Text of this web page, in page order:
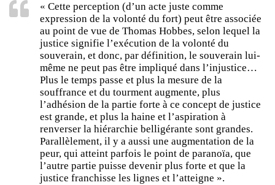
« Cette perception (d’un acte juste comme
expression de la volonté du fort) peut être associée
au point de vue de Thomas Hobbes, selon lequel la
justice signifie l’exécution de la volonté du
souverain, et donc, par définition, le souverain lui-
même ne peut pas être impliqué dans l’injustice…
Plus le temps passe et plus la mesure de la
souffrance et du tourment augmente, plus
l’adhésion de la partie forte à ce concept de justice
est grande, et plus la haine et l’aspiration à
renverser la hiérarchie belligérante sont grandes.
Parallèlement, il y a aussi une augmentation de la
peur, qui atteint parfois le point de paranoïa, que
l’autre partie puisse devenir plus forte et que la
justice franchisse les lignes et l’atteigne ».